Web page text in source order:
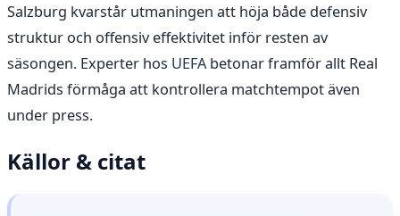
Salzburg kvarstår utmaningen att höja både defensiv
struktur och offensiv effektivitet inför resten av
säsongen. Experter hos UEFAbetonar framför allt Real
Madrids förmåga att kontrollera matchtempot även
under press.
Källor & citat